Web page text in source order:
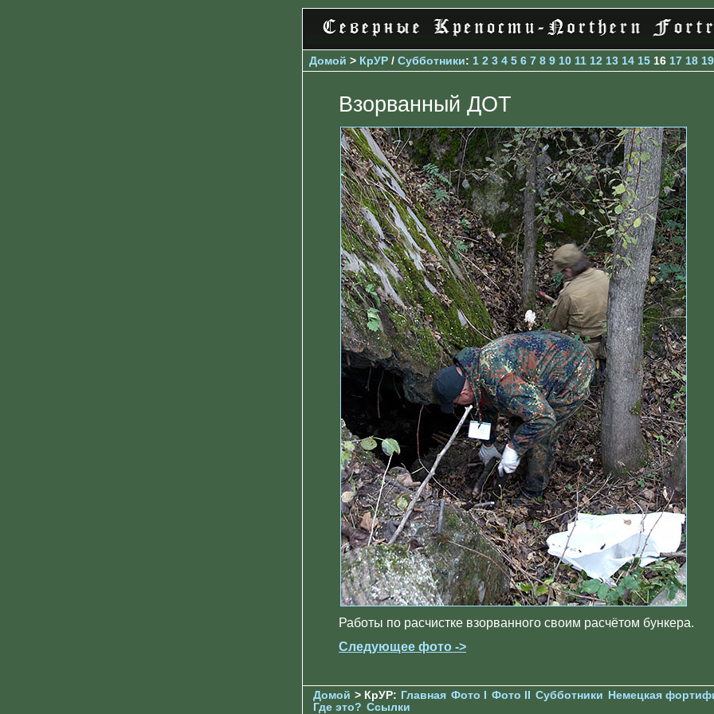
Домой > КрУР / Субботники: 1 2 3 4 5 6 7 8 9 10 11 12 13 14 15 16 17 18 19
Взорванный ДОТ
Работы по расчистке взорванного своим расчётом бункера.
Следующее фото ->
Домой > КрУР: Главная Фото I Фото II Субботники
Немецкая
Где это? Ссылки